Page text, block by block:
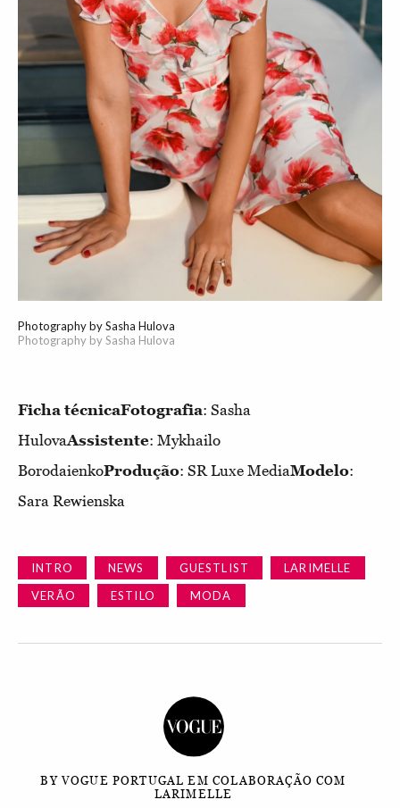
Photography by Sasha Hulova
Photography by Sasha Hulova
Ficha técnicaFotografia: Sasha
HulovaAssistente: Mykhailo
BorodaienkoProdução: SR Luxe MediaModelo:
Sara Rewienska
INTRO NEWS GUESTLIST
LARIMELLE
VERÃO
ESTILO MODA
BY VOGUE PORTUGAL EM COLABORAÇÃO COM
LARIMELLE